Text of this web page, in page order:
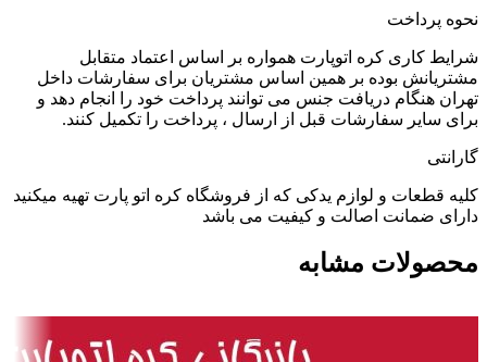
نحوه پرداخت
شرایط کاری کره اتوپارت همواره بر اساس اعتماد متقابل
مشتریانش بوده بر همین اساس مشتریان برای سفارشات داخل
تهران هنگام دریافت جنس می توانند پرداخت خود را انجام دهد و
برای سایر سفارشات قبل از ارسال ، پرداخت را تکمیل کنند.
گارانتی
کلیه قطعات و لوازم یدکی که از فروشگاه کره اتو پارت تهیه میکنید
دارای ضمانت اصالت و کیفیت می باشد
محصولات مشابه